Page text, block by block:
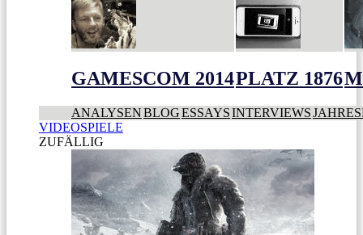
GAMESCOM 2014PLATZ 1876
ANALYSENBLOGESSAYSINTERVIEWS
VIDEOSPIELE
ZUFÄLLIG